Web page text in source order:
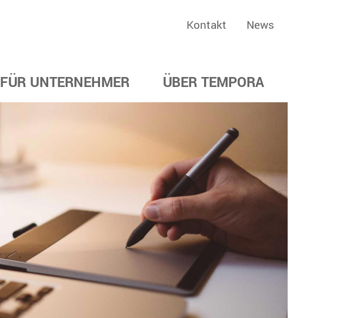
FÜR UNTERNEHMER ÜBER TEMPORA
Kontakt News